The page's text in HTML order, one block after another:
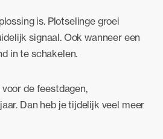
is. Plotselinge groei
signaal. Ook wanneer een
in te schakelen.
de feestdagen,
Dan heb je tijdelijk veel meer